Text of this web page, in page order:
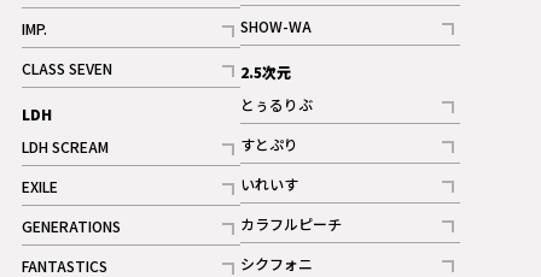
記事
IMP.
記事
CLASS SEVEN
記事
LDH
LDH SCREAM
記事
EXILE
記事
GENERATIONS
記事
FANTASTICS
記事
SHOW-WA
記事
2.5次元
とぅるりぶ
記事
すとぷり
記事
ギャラリー
いれいす
記事
ギャラリー
カラフルピーチ
記事
シクフォニ